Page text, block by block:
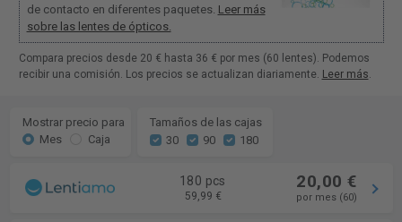
de contacto en diferentes paquetes. Leer más
sobre las lentes de ópticos.
Compara precios desde 20 € hasta 36 € por mes (60 lentes). Podemos
recibir una comisión. Los precios se actualizan diariamente. Leer más.
Mostrar precio para
Mes
Caja
Tamaños de las cajas
30
90 180
180 pcs
59,99 €
20,00 €
por mes (60)